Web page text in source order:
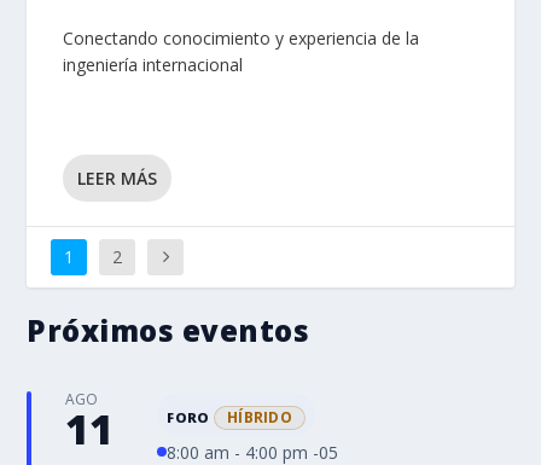
Conectando conocimiento y experiencia de la
ingeniería internacional
LEER MÁS
1 2
Próximos eventos
AGO
11 FORO HÍBRIDO
8:00 am - 4:00 pm -05